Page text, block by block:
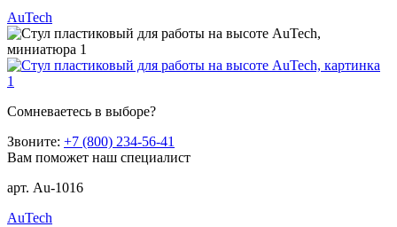
AuTech
Сомневаетесь в выборе?
Звоните: +7 (800) 234-56-41
Вам поможет наш специалист
арт. Au-1016
AuTech